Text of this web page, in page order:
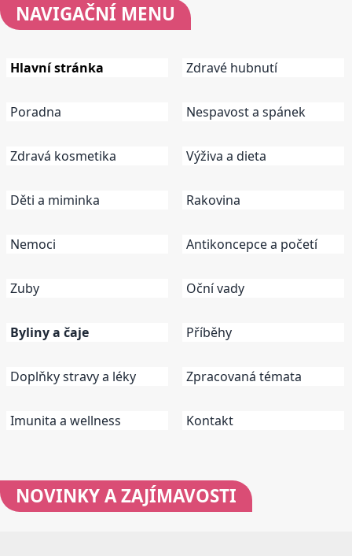
NAVIGAČNÍ MENU
Hlavní stránka
Poradna
Zdravá kosmetika
Děti a miminka
Nemoci
Zuby
Byliny a čaje
Doplňky stravy a léky
Imunita a wellness
Zdravé hubnutí
Nespavost a spánek
Výživa a dieta
Rakovina
Antikoncepce a početí
Oční vady
Příběhy
Zpracovaná témata
Kontakt
NOVINKYA ZAJÍMAVOSTI